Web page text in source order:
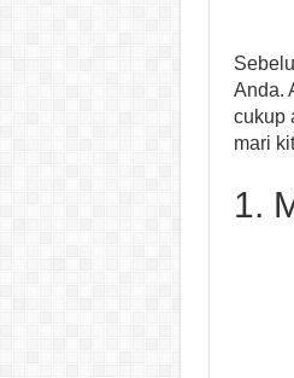
Anda.
cukup
mari
1.